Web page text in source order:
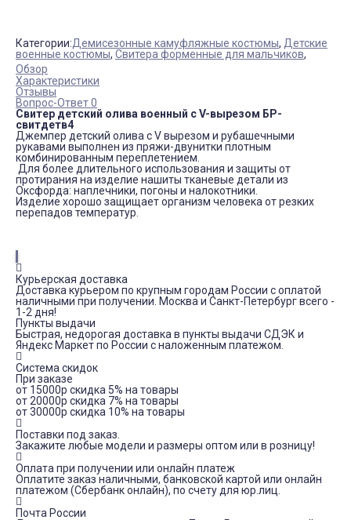
Категории:Демисезонные камуфляжные костюмы, Детские
военные костюмы, Свитера форменные для мальчиков,
Обзор
Характеристики
Отзывы
Вопрос-Ответ 0
Свитер детский олива военный с V-вырезом БР-
свитдетв4
Джемпер детский олива с V вырезом и рубашечными
рукавами выполнен из пряжи-двунитки плотным
комбинированным переплетением.
Для более длительного использования и защиты от
протирания на изделие нашиты тканевые детали из
Оксфорда: наплечники, погоны и налокотники.
Изделие хорошо защищает организм человека от резких
перепадов температур.
Курьерская доставка
Доставка курьером по крупным городам России с оплатой
наличными при получении. Москва и Санкт-Петербург всего -
1-2 дня!
Пункты выдачи
Быстрая, недорогая доставка в пункты выдачи СДЭК и
Яндекс Маркет по России с наложенным платежом.
Система скидок
При заказе
от 15000р скидка 5% на товары
от 20000р скидка 7% на товары
от 30000р скидка 10% на товары
Поставки под заказ.
Закажите любые модели и размеры оптом или в розницу!
Оплата при получении или онлайн платеж
Оплатите заказ наличными, банковской картой или онлайн
платежом (Сбербанк онлайн), по счету для юр.лиц.
Почта России